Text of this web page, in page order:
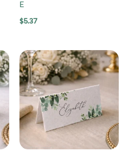
E
$5.37